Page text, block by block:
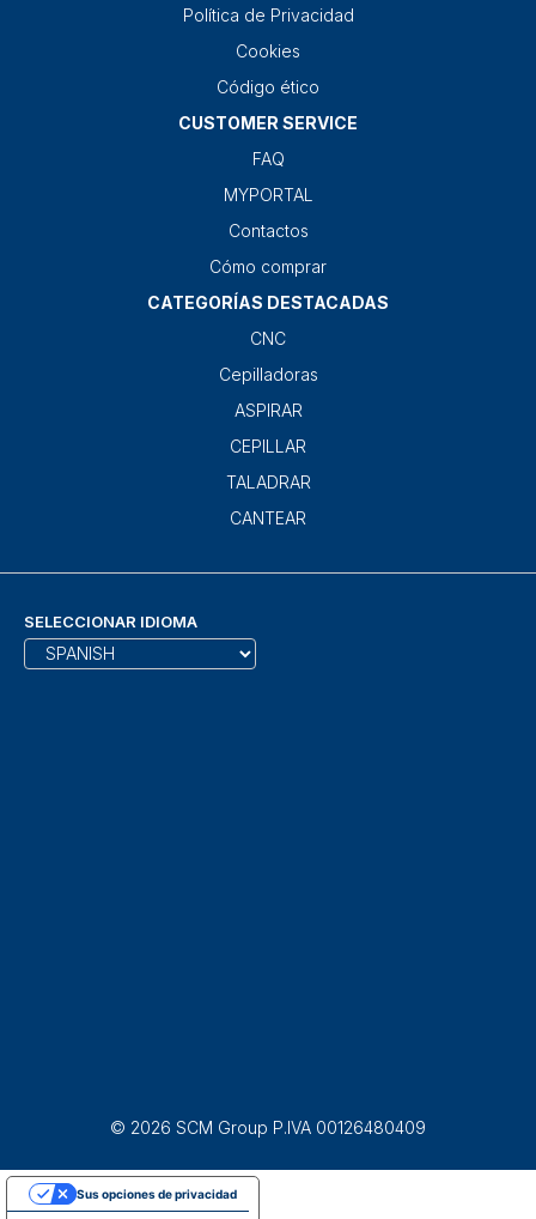
Política de Privacidad
Cookies
Código ético
CUSTOMER SERVICE
FAQ
MYPORTAL
Contactos
Cómo comprar
CATEGORÍAS DESTACADAS
CNC
Cepilladoras
ASPIRAR
CEPILLAR
TALADRAR
CANTEAR
SELECCIONAR IDIOMA
© 2026 SCM Group P.IVA 00126480409
Sus opciones de privacidad